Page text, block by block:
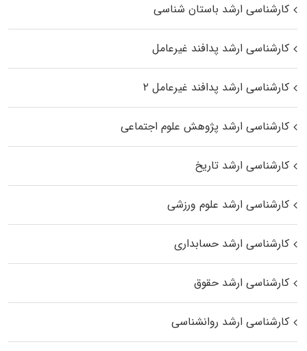
کارشناسی ارشد باستان شناسی
کارشناسی ارشد پدافند غیرعامل
کارشناسی ارشد پدافند غیرعامل ۲
کارشناسی ارشد پژوهش علوم اجتماعی
کارشناسی ارشد تاریخ
کارشناسی ارشد علوم ورزشی
کارشناسی ارشد حسابداری
کارشناسی ارشد حقوق
کارشناسی ارشد روانشناسی